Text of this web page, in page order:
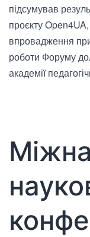
підсумував
проєкту
впровадження
роботи Форуму
академії